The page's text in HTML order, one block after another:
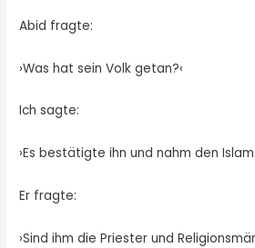
Abid fragte:
›Was hat sein Volk getan?‹
Ich sagte:
›Es bestätigte ihn und nahm den Islam
Er fragte:
›Sind ihm die Priester und